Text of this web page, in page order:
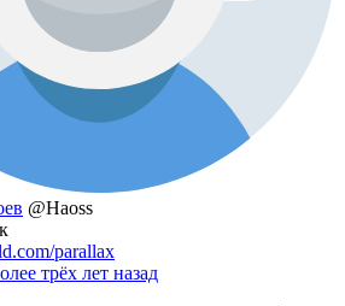
@Haoss
parallax
трёх лет назад